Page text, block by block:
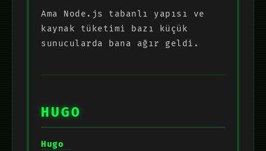
Ama Node.js tabanlı yapısı ve
kaynak tüketimi bazı küçük
sunucularda bana ağır geldi.
HUGO
Hugo